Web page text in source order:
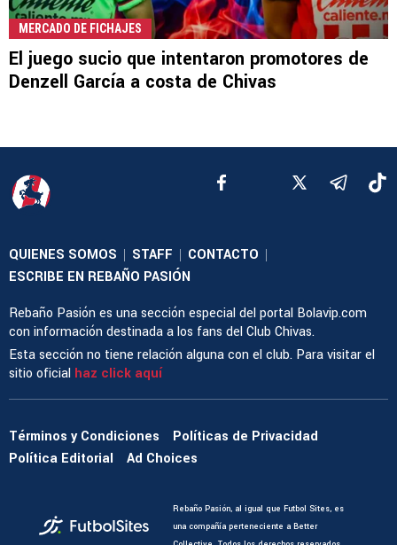
MERCADO DE FICHAJES
El juego sucio que intentaron promotores de
Denzell García a costa de Chivas
QUIENES SOMOS | STAFF | CONTACTO |
ESCRIBE EN REBAÑO PASIÓN
Rebaño Pasión es una sección especial del portal Bolavip.com
con información destinada a los fans del Club Chivas.
Esta sección no tiene relación alguna con el club. Para visitar el
sitio oficial haz click aquí
Términos y Condiciones
Políticas de Privacidad
Política Editorial
Ad Choices
Rebaño Pasión, al igual que Futbol Sites, es
una compañía perteneciente a Better